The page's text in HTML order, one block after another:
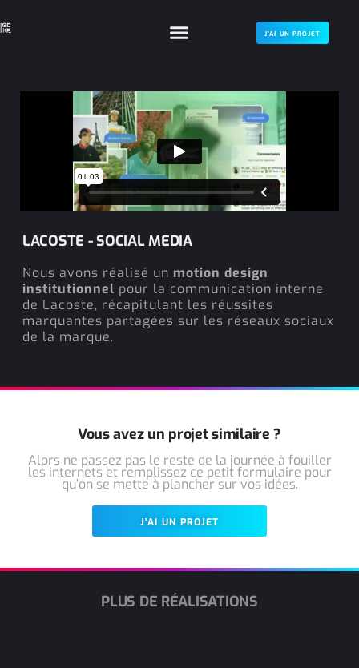
J'AI UN PROJET
LACOSTE - SOCIAL MEDIA
Nous avons réalisé un motion design
institutionnel pour la communication interne
de Lacoste, récapitulant les réussites
marquantes partagées sur les réseaux sociaux
de la marque.
Vous avez un projet similaire ?
Alors ne passez pas le reste de la journée à fouiller
les internets et remplissez ce petit formulaire pour
qu’on se mette à plancher sur vos idées.
J'AI UN PROJET
PLUS DE RÉALISATIONS